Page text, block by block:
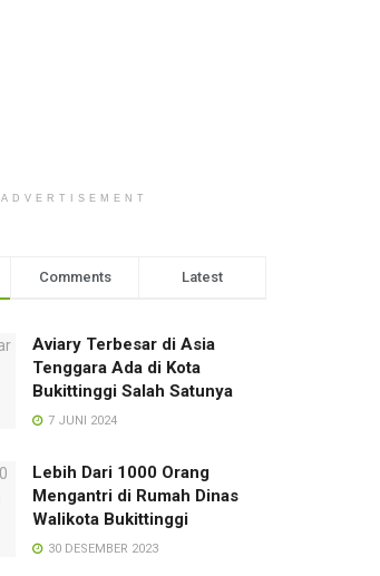
ADVERTISEMENT
Comments Latest
Aviary Terbesar di Asia
Tenggara Ada di Kota
Bukittinggi Salah Satunya
7 JUNI 2024
Lebih Dari 1000 Orang
Mengantri di Rumah Dinas
Walikota Bukittinggi
30 DESEMBER 2023